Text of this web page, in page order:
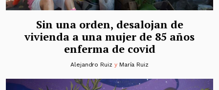
Sin una orden, desalojan de
vivienda a una mujer de 85 años
enferma de covid
Alejandro Ruiz y María Ruiz